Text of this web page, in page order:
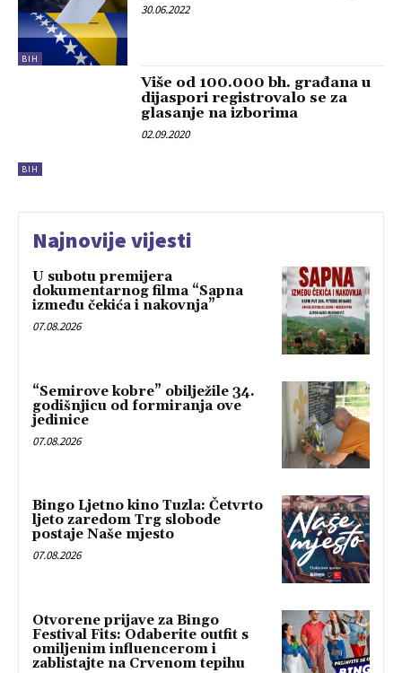
BIH
30.06.2022
BIH
Više od 100.000 bh. građana u
dijaspori registrovalo se za
glasanje na izborima
02.09.2020
Najnovije vijesti
U subotu premijera
dokumentarnog filma “Sapna
između čekića i nakovnja”
07.08.2026
“Semirove kobre” obilježile 34.
godišnjicu od formiranja ove
jedinice
07.08.2026
Bingo Ljetno kino Tuzla: Četvrto
ljeto zaredom Trg slobode
postaje Naše mjesto
07.08.2026
Otvorene prijave za Bingo
Festival Fits: Odaberite outfit s
omiljenim influencerom i
zablistajte na Crvenom tepihu